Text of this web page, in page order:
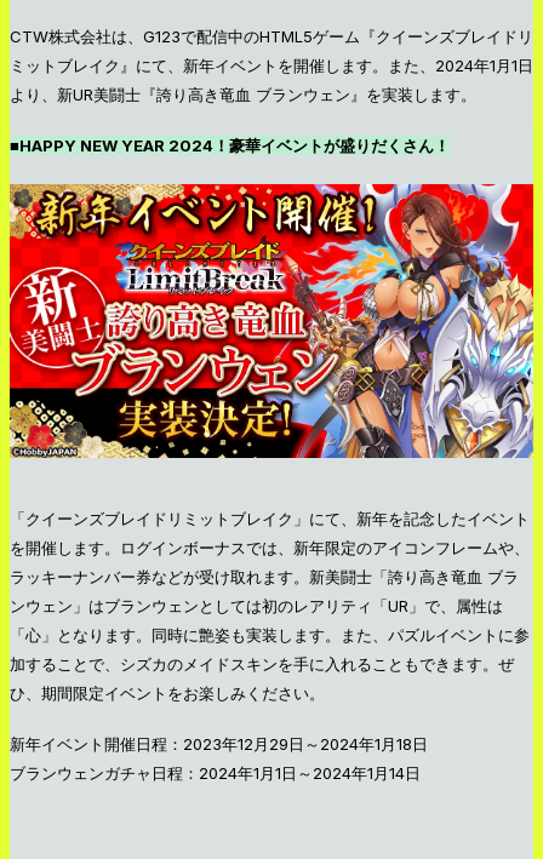
CTW株式会社は、G123で配信中のHTML5ゲーム『クイーンズブレイドリ
ミットブレイク』にて、新年イベントを開催します。また、2024年1月1日
より、新UR美闘士『誇り高き竜血 ブランウェン』を実装します。
■HAPPY NEW YEAR 2024！豪華イベントが盛りだくさん！
「クイーンズブレイドリミットブレイク」にて、新年を記念したイベント
を開催します。ログインボーナスでは、新年限定のアイコンフレームや、
ラッキーナンバー券などが受け取れます。新美闘士「誇り高き竜血 ブラ
ンウェン」はブランウェンとしては初のレアリティ「UR」で、属性は
「心」となります。同時に艶姿も実装します。また、パズルイベントに参
加することで、シズカのメイドスキンを手に入れることもできます。ぜ
ひ、期間限定イベントをお楽しみください。
新年イベント開催日程：2023年12月29日～2024年1月18日
ブランウェンガチャ日程：2024年1月1日～2024年1月14日